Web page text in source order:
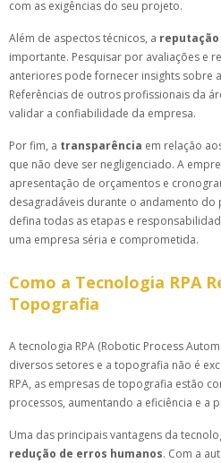
com as exigências do seu projeto.
Além de aspectos técnicos, a reputação
importante. Pesquisar por avaliações e
anteriores pode fornecer insights sobre
Referências de outros profissionais da
validar a confiabilidade da empresa.
Por fim, a transparência em relação
que não deve ser negligenciado. A
apresentação de orçamentos e
desagradáveis durante o andamento
defina todas as etapas e
uma empresa séria e comprometida.
Como a Tecnologia RPA
Topografia
A tecnologia RPA (Robotic Process
diversos setores e a topografia não é
RPA, as empresas de topografia estão
processos, aumentando a eficiência e a
Uma das principais vantagens da
redução de erros humanos. Com a